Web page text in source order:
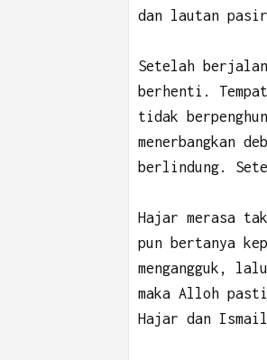
dan lautan
Setelah
berhenti.
tidak
menerbangkan
berlindung.
Hajar merasa
pun bertanya
mengangguk,
maka Alloh
Hajar dan